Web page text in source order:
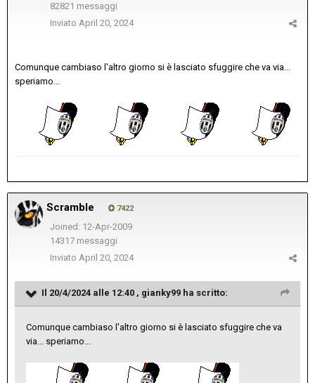
82821 messaggi
Inviato April 20, 2024
Comunque cambiaso l'altro giorno si è lasciato sfuggire che va via...
speriamo...
Scramble 7422
Joined: 12-Apr-2009
14317 messaggi
Inviato April 20, 2024
Il 20/4/2024 alle 12:40 , gianky99 ha scritto:
Comunque cambiaso l'altro giorno si è lasciato sfuggire che va
via... speriamo...